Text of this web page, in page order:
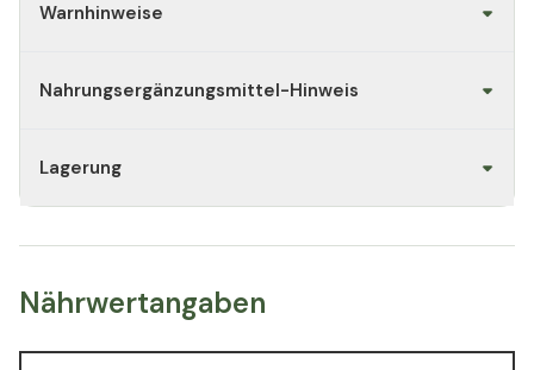
Warnhinweise
Nahrungsergänzungsmittel-Hinweis
Lagerung
Nährwertangaben